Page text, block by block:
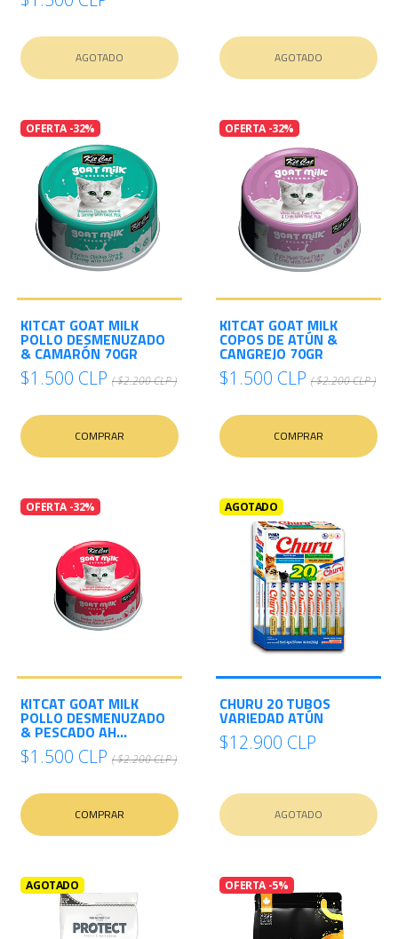
AGOTADO AGOTADO
OFERTA -32%
KITCAT GOAT MILK
POLLO DESMENUZADO
& CAMARÓN 70GR
$1.500 CLP ( $2.200 CLP )
COMPRAR
OFERTA -32%
KITCAT GOAT MILK
COPOS DE ATÚN &
CANGREJO 70GR
$1.500 CLP ( $2.200 CLP )
COMPRAR
OFERTA -32%
KITCAT GOAT MILK
POLLO DESMENUZADO
& PESCADO AH...
$1.500 CLP ( $2.200 CLP )
COMPRAR
AGOTADO
CHURU 20 TUBOS
VARIEDAD ATÚN
$12.900 CLP
AGOTADO
AGOTADO OFERTA -5%